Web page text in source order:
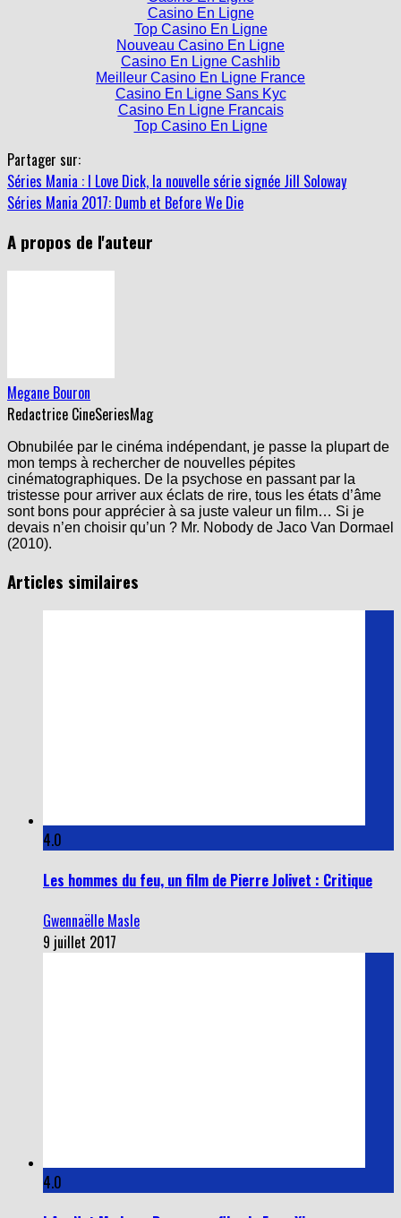
Casino En Ligne
Top Casino En Ligne
Nouveau Casino En Ligne
Casino En Ligne Cashlib
Meilleur Casino En Ligne France
Casino En Ligne Sans Kyc
Casino En Ligne Francais
Top Casino En Ligne
Partager sur:
Séries Mania : I Love Dick, la nouvelle série signée Jill Soloway
Séries Mania 2017: Dumb et Before We Die
A propos de l'auteur
Megane Bouron
Redactrice CineSeriesMag
Obnubilée par le cinéma indépendant, je passe la plupart de
mon temps à rechercher de nouvelles pépites
cinématographiques. De la psychose en passant par la
tristesse pour arriver aux éclats de rire, tous les états d’âme
sont bons pour apprécier à sa juste valeur un film… Si je
devais n’en choisir qu’un ? Mr. Nobody de Jaco Van Dormael
(2010).
Articles similaires
4.0
Les hommes du feu, un film de Pierre Jolivet : Critique
Gwennaëlle Masle
9 juillet 2017
4.0